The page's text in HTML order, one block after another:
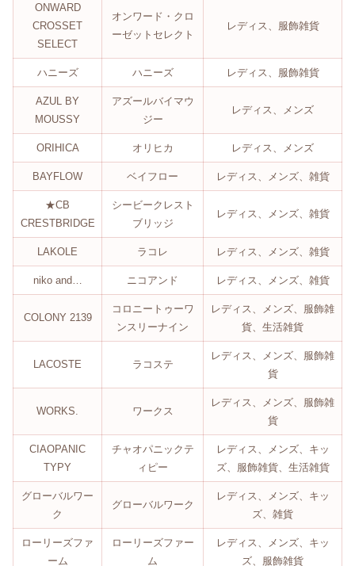
ONWARD
CROSSET
SELECT
オンワード・クロ
ーゼットセレクト
レディス、服飾雑貨
ハニーズ ハニーズ レディス、服飾雑貨
AZUL BY
MOUSSY
アズールバイマウ
ジー
レディス、メンズ
ORIHICA オリヒカ レディス、メンズ
BAYFLOW ベイフロー レディス、メンズ、雑貨
★CB
CRESTBRIDGE
シービークレスト
ブリッジ
レディス、メンズ、雑貨
LAKOLE ラコレ レディス、メンズ、雑貨
niko and… ニコアンド レディス、メンズ、雑貨
COLONY 2139
コロニートゥーワ
ンスリーナイン
レディス、メンズ、服飾雑
貨、生活雑貨
LACOSTE ラコステ
レディス、メンズ、服飾雑
貨
WORKS. ワークス
レディス、メンズ、服飾雑
貨
CIAOPANIC
TYPY
チャオパニックテ
ィピー
レディス、メンズ、キッ
ズ、服飾雑貨、生活雑貨
グローバルワー
ク
グローバルワーク
レディス、メンズ、キッ
ズ、雑貨
ローリーズファ
ーム
ローリーズファー
ム
レディス、メンズ、キッ
ズ、服飾雑貨